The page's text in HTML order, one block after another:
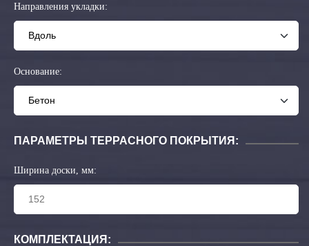
Направления укладки:
Основание:
ПАРАМЕТРЫ ТЕРРАСНОГО ПОКРЫТИЯ:
Ширина доски, мм:
КОМПЛЕКТАЦИЯ: